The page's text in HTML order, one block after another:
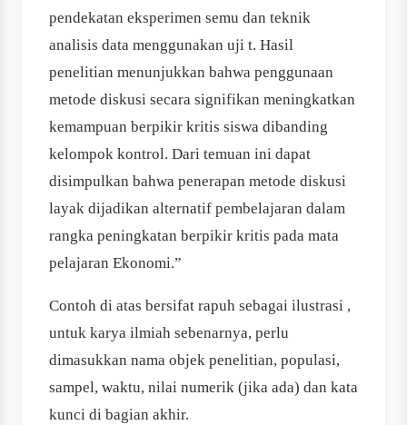
pendekatan eksperimen semu dan teknik
analisis data menggunakan uji t. Hasil
penelitian menunjukkan bahwa penggunaan
metode diskusi secara signifikan meningkatkan
kemampuan berpikir kritis siswa dibanding
kelompok kontrol. Dari temuan ini dapat
disimpulkan bahwa penerapan metode diskusi
layak dijadikan alternatif pembelajaran dalam
rangka peningkatan berpikir kritis pada mata
pelajaran Ekonomi.”
Contoh di atas bersifat rapuh sebagai ilustrasi ,
untuk karya ilmiah sebenarnya, perlu
dimasukkan nama objek penelitian, populasi,
sampel, waktu, nilai numerik (jika ada) dan kata
kunci di bagian akhir.